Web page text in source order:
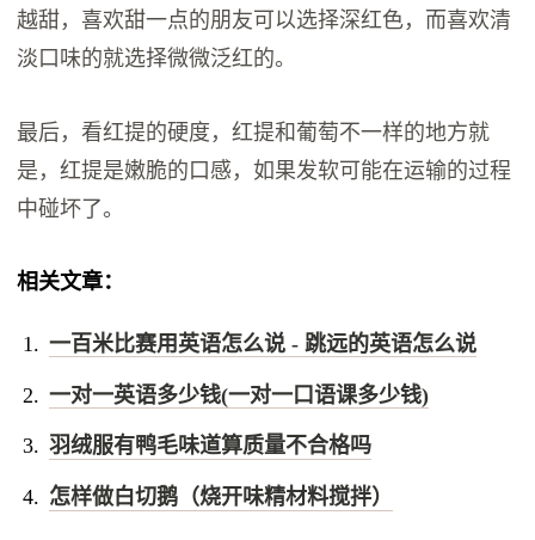
越甜，喜欢甜一点的朋友可以选择深红色，而喜欢清
淡口味的就选择微微泛红的。
最后，看红提的硬度，红提和葡萄不一样的地方就
是，红提是嫩脆的口感，如果发软可能在运输的过程
中碰坏了。
相关文章：
一百米比赛用英语怎么说 - 跳远的英语怎么说
一对一英语多少钱(一对一口语课多少钱)
羽绒服有鸭毛味道算质量不合格吗
怎样做白切鹅（烧开味精材料搅拌）